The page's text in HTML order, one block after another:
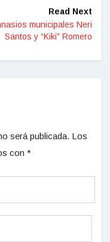
Read Next
municipales Neri
Santos y “Kiki” Romero
será publicada. Los
con *